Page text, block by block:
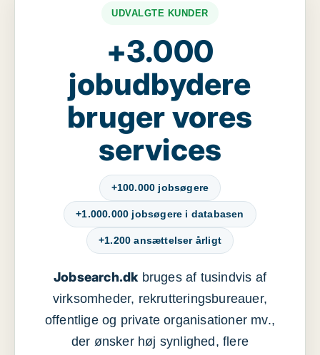
UDVALGTE KUNDER
+3.000
jobudbydere
bruger vores
services
+100.000 jobsøgere
+1.000.000 jobsøgere i databasen
+1.200 ansættelser årligt
Jobsearch.dkbruges af tusindvis af
virksomheder, rekrutteringsbureauer,
offentlige og private organisationer mv.,
der ønsker høj synlighed, flere